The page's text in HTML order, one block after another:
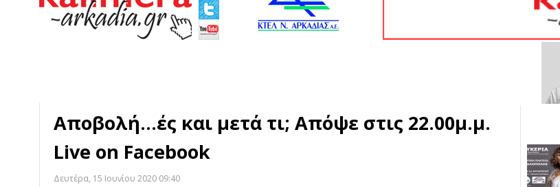
Αποβολή...ές και μετά τι; Απόψε στις 22.00μ.μ.
Live on Facebook
Δευτέρα, 15 Ιουνίου 2020 09:40